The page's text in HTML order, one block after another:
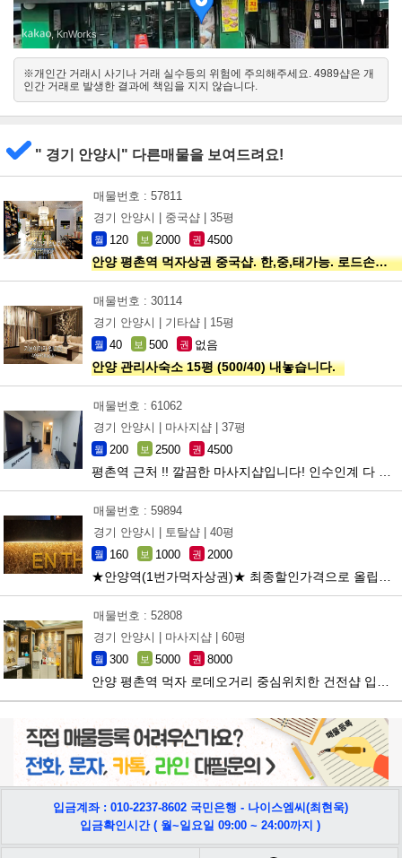
남서
북동
, KnWorks
※개인간 거래시 사기나 거래 실수등의 위험에 주의해주세요. 4989샵은 개
인간 거래로 발생한 결과에 책임을 지지 않습니다.
" 경기 안양시" 다른매물을 보여드려요!
매물번호 : 57811
경기 안양시 |
중국샵 | 35평
월 120 보 2000 권 4500
안양 평촌역 먹자상권 중국샵. 한,중,태가능. 로드손님 엄청많아요!
매물번호 : 30114
경기 안양시 |
기타샵 | 15평
월 40 보 500 권 없음
안양 관리사숙소 15평 (500/40) 내놓습니다.
매물번호 : 61062
경기 안양시 |
마사지샵 | 37평
월 200 보 2500 권 4500
매물번호 : 59894
경기 안양시 |
토탈샵 | 40평
월 160 보 1000 권 2000
매물번호 : 52808
경기 안양시 |
마사지샵 | 60평
월 300 보 5000 권 8000
입금계좌 : 010-2237-8602 국민은행 - 나이스엠씨(최현욱)
입금확인시간 ( 월~일요일 09:00 ~ 24:00까지 )